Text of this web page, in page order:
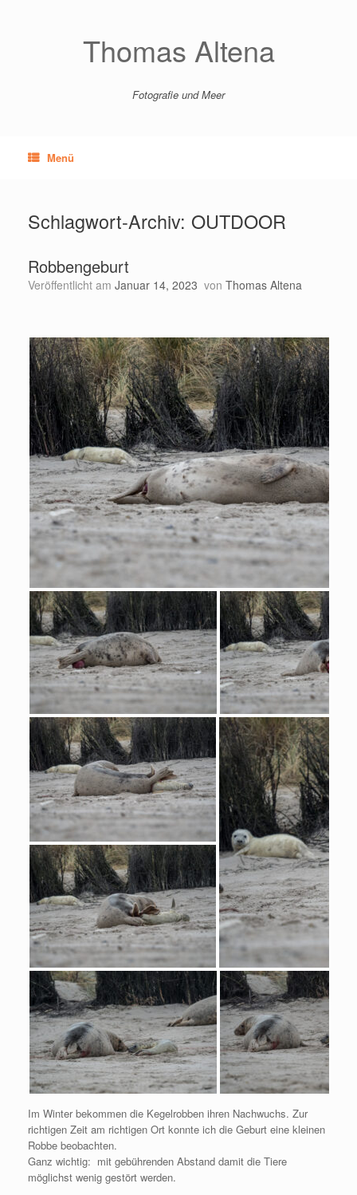
Thomas Altena
Fotografie und Meer
Menü
Schlagwort-Archiv: OUTDOOR
Robbengeburt
Veröffentlicht am Januar 14, 2023 von Thomas Altena
Im Winter bekommen die Kegelrobben ihren Nachwuchs. Zur
richtigen Zeit am richtigen Ort konnte ich die Geburt eine kleinen
Robbe beobachten.
Ganz wichtig: mit gebührenden Abstand damit die Tiere
möglichst wenig gestört werden.